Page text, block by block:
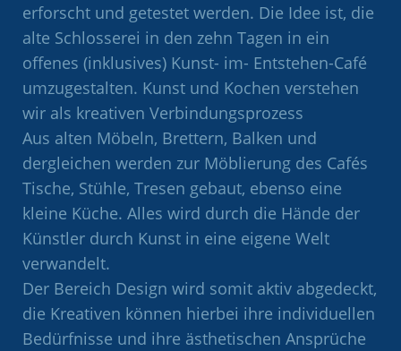
erforscht und getestet werden. Die Idee ist, die
alte Schlosserei in den zehn Tagen in ein
offenes (inklusives) Kunst- im- Entstehen-Café
umzugestalten. Kunst und Kochen verstehen
wir als kreativen Verbindungsprozess
Aus alten Möbeln, Brettern, Balken und
dergleichen werden zur Möblierung des Cafés
Tische, Stühle, Tresen gebaut, ebenso eine
kleine Küche. Alles wird durch die Hände der
Künstler durch Kunst in eine eigene Welt
verwandelt.
Der Bereich Design wird somit aktiv abgedeckt,
die Kreativen können hierbei ihre individuellen
Bedürfnisse und ihre ästhetischen Ansprüche